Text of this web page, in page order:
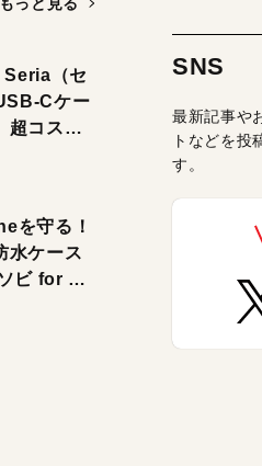
もっと見る
Seria（セ
Cケー
超コスパ
を守る！
水ケース
ビ for ス
を満喫
SNS
最新記事や
トなどを投
す。